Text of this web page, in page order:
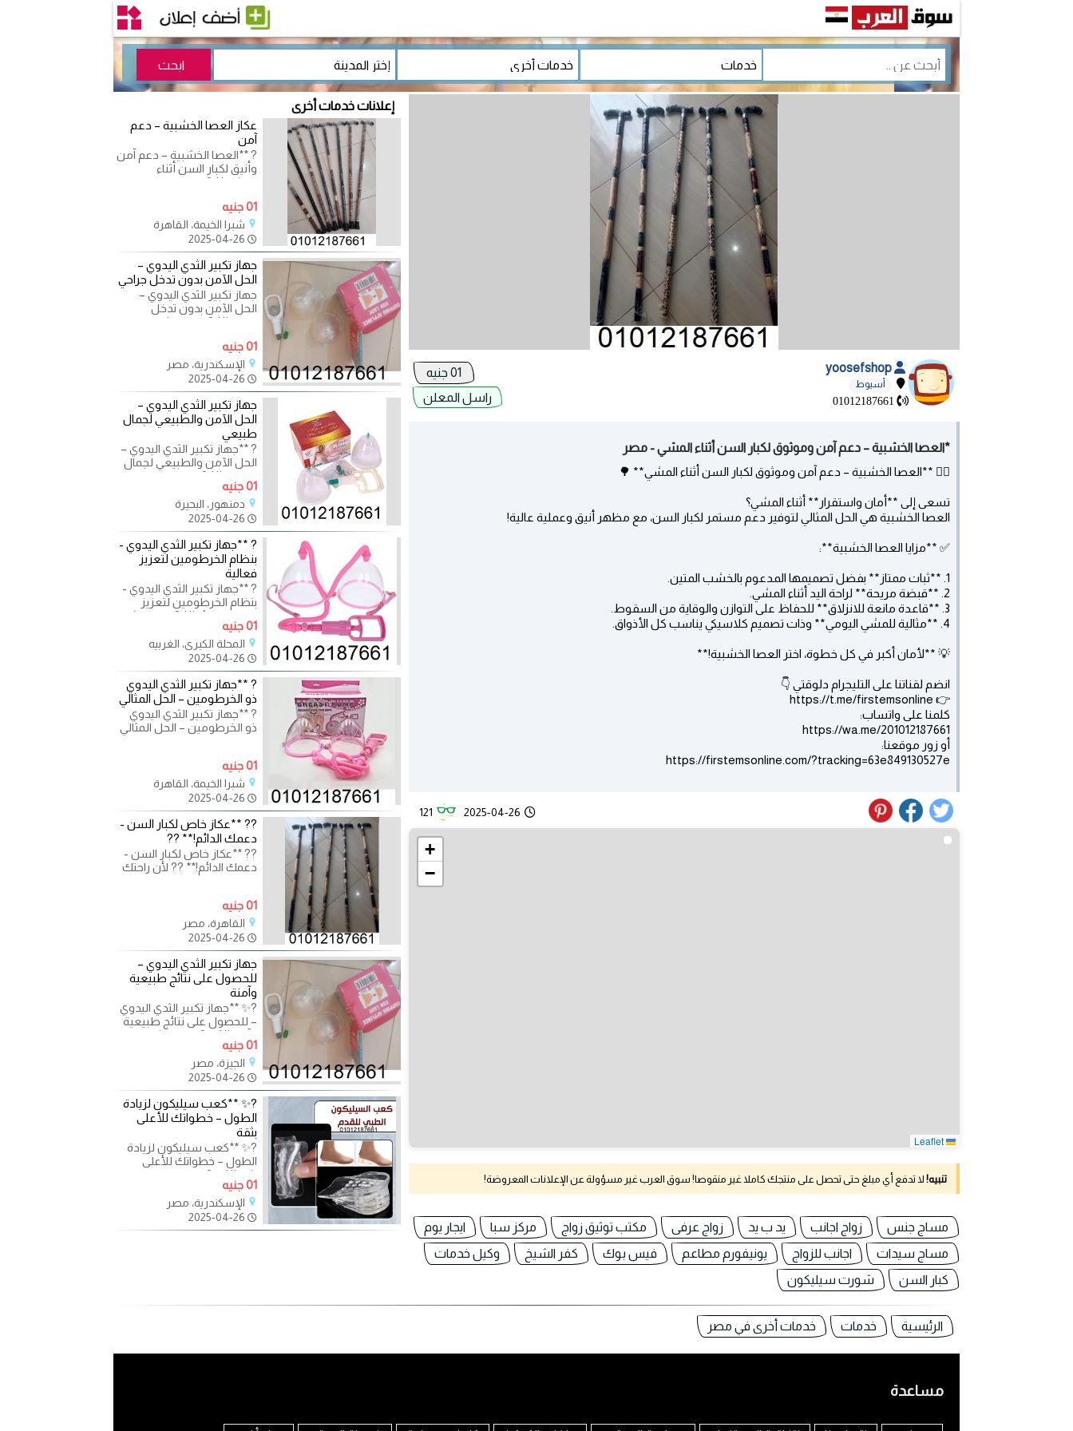
أسيوط
01012187661
راسل المعلن
*العصا الخشبية – دعم آمن وموثوق لكبار السن أثناء المشي - مصر
🚶‍♂️ **العصا الخشبية – دعم آمن وموثوق لكبار السن أثناء المشي** 🌳
تسعى إلى **أمان واستقرار** أثناء المشي؟
العصا الخشبية هي الحل المثالي لتوفير دعم مستمر لكبار السن، مع مظهر أنيق وعملية عالية!
✅ **مزايا العصا الخشبية**:
1. **ثبات ممتاز** بفضل تصميمها المدعوم بالخشب المتين.
2. **قبضة مريحة** لراحة اليد أثناء المشي.
3. **قاعدة مانعة للانزلاق** للحفاظ على التوازن والوقاية من السقوط.
4. **مثالية للمشي اليومي** وذات تصميم كلاسيكي يناسب كل الأذواق.
💡 **لأمان أكبر في كل خطوة، اختر العصا الخشبية!**
انضم لقناتنا على التليجرام دلوقتي 👇
👉 https://t.me/firstemsonline
كلمنا على واتساب:
https://wa.me/201012187661
أو زور موقعنا:
https://firstemsonline.com/?tracking=63e849130527e
2025-04-26
121
+
−
تنبيه! لا تدفع أي مبلغ حتى تحصل على منتجك كاملا غير منقوصا! سوق العرب غير مسؤولة عن الإعلانات المعروضة!
مساج جنس زواج اجانب يد ب يد زواج عرفى مكتب توثيق زواج مركز سبا
ايجار يوم
مساج سيدات
اجانب للزواج يونيفورم مطاعم فيس بوك كفر الشيخ
وكيل خدمات
كبار السن
شورت سيليكون
إعلانات خدمات أخرى
عكاز العصا الخشبية – دعم
آمن
? **العصا الخشبية – دعم آمن
وأنيق لكبار السن أثناء
المشي** ?‍♀️ إحساس بالراحة
01 جنيه
شبرا الخيمة، القاهرة
2025-04-26
جهاز تكبير الثدي اليدوي –
الحل الآمن بدون تدخل جراحي
جهاز تكبير الثدي اليدوي –
الحل الآمن بدون تدخل
جراحي!** ? هل تبحثين عن
01 جنيه
الإسكندرية، مصر
2025-04-26
جهاز تكبير الثدي اليدوي –
الحل الآمن والطبيعي لجمال
طبيعي
? **جهاز تكبير الثدي اليدوي –
الحل الآمن والطبيعي لجمال
طبيعي!** ? هل ترغبِ في
تحسين مظهر ثدييك
01 جنيه
دمنهور، البحيرة
2025-04-26
? **جهاز تكبير الثدي اليدوي -
بنظام الخرطومين لتعزيز
فعالية
? **جهاز تكبير الثدي اليدوي -
بنظام الخرطومين لتعزيز
فعالية النتائج!** ? هل تبحثين
عن طريقة آمنة
01 جنيه
المحلة الكبرى، الغربيه
2025-04-26
? **جهاز تكبير الثدي اليدوي
ذو الخرطومين – الحل المثالي
? **جهاز تكبير الثدي اليدوي
ذو الخرطومين – الحل المثالي
01 جنيه
شبرا الخيمة، القاهرة
2025-04-26
?? **عكاز خاص لكبار السن -
دعمك الدائم!** ??
?? **عكاز خاص لكبار السن -
دعمك الدائم!** ?? لأن راحتك
01 جنيه
القاهرة، مصر
2025-04-26
جهاز تكبير الثدي اليدوي –
للحصول على نتائج طبيعية
وآمنة
?✨ **جهاز تكبير الثدي اليدوي
– للحصول على نتائج طبيعية
وآمنة!** ✨? هل تبحثين عن
طريقة طبيعية
01 جنيه
الجيزة، مصر
2025-04-26
?✨ **كعب سيليكون لزيادة
الطول – خطواتك للأعلى
بثقة
?✨ **كعب سيليكون لزيادة
الطول – خطواتك للأعلى
بثقة!** ✨? هل ترغب في
زيادة طولك بشكل طبيعي
ودون
01 جنيه
الإسكندرية، مصر
2025-04-26
الرئيسية خدمات خدمات أخرى في مصر
مساعدة